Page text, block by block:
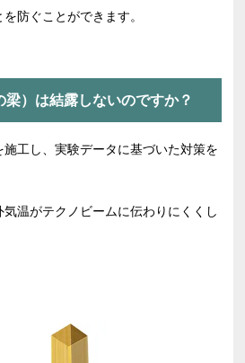
防ぐことができます。
梁）は結露しないのですか？
工し、実験データに基づいた対策を
温がテクノビームに伝わりにくくし